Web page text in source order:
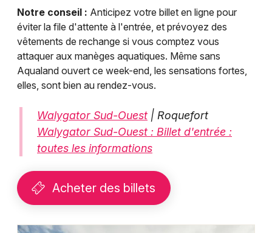
Notre conseil : Anticipez votre billet en ligne pour
éviter la file d'attente à l'entrée, et prévoyez des
vêtements de rechange si vous comptez vous
attaquer aux manèges aquatiques. Même sans
Aqualand ouvert ce week-end, les sensations fortes,
elles, sont bien au rendez-vous.
Walygator Sud-Ouest | Roquefort
Walygator Sud-Ouest : Billet d'entrée :
toutes les informations
Acheter des billets